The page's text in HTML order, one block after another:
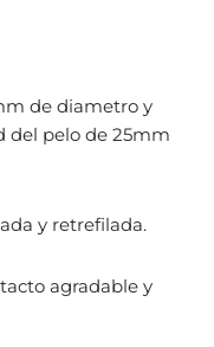
de diametro y
del pelo de 25mm
y retrefilada.
agradable y